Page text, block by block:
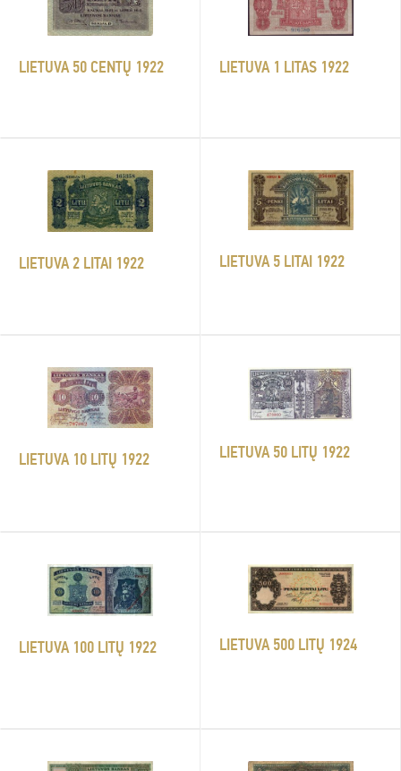
LIETUVA 50 CENTŲ 1922 LIETUVA 1 LITAS 1922
LIETUVA 2 LITAI 1922 LIETUVA 5 LITAI 1922
LIETUVA 10 LITŲ 1922 LIETUVA 50 LITŲ 1922
LIETUVA 100 LITŲ 1922 LIETUVA 500 LITŲ 1924